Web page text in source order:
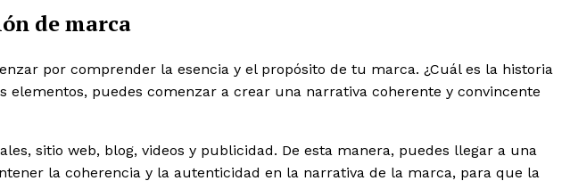
de marca
por comprender la esencia y el propósito de tu marca. ¿Cuál es la historia
puedes comenzar a crear una narrativa coherente y convincente
sitio web, blog, videos y publicidad. De esta manera, puedes llegar a una
la coherencia y la autenticidad en la narrativa de la marca, para que la